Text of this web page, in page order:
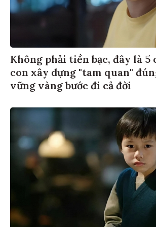
Không phải tiền bạc, đây là 5
con xây dựng "tam quan"
vững vàng bước đi cả đời